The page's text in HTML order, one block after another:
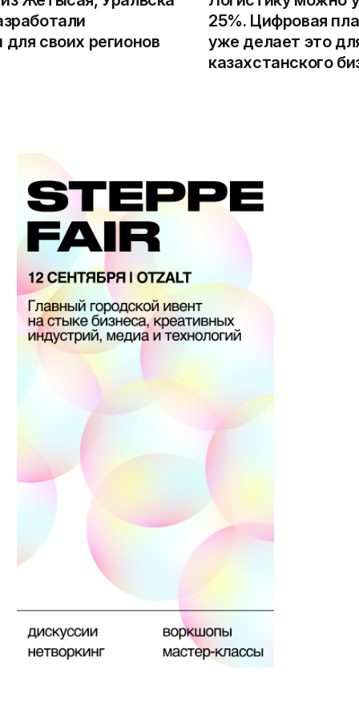
своих регионов
25%. Цифровая
уже делает это
казахстанского